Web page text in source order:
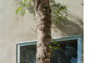
形成了一个口袋公
门界定的入口。穿过
泳池、池塘、铺砌道
朝向这块开发区的相